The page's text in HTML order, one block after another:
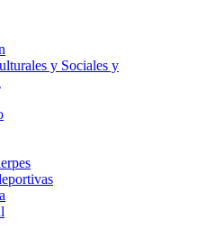
y Sociales y